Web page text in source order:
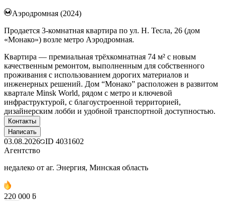
Аэродромная (2024)
Продается 3-комнатная квартира по ул. Н. Тесла, 26 (дом
«Монако») возле метро Аэродромная.
Квартира — премиальная трёхкомнатная 74 м² с новым
качественным ремонтом, выполненным для собственного
проживания с использованием дорогих материалов и
инженерных решений. Дом “Монако” расположен в развитом
квартале Minsk World, рядом с метро и ключевой
инфраструктурой, с благоустроенной территорией,
дизайнерским лобби и удобной транспортной доступностью.
Контакты
Написать
03.08.2026 ID 4031602
Агентство
недалеко от аг. Энергия, Минская область
220 000 ƃ